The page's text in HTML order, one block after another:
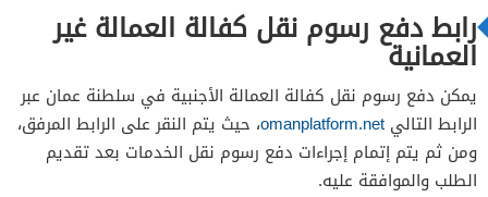
رابط دفع رسوم نقل كفالة العمالة غير
العمانية
يمكن دفع رسوم نقل كفالة العمالة الأجنبية في سلطنة عمان عبر
الرابط التالي omanplatform.net، حيث يتم النقر على الرابط المرفق،
ومن ثم يتم إتمام إجراءات دفع رسوم نقل الخدمات بعد تقديم
الطلب والموافقة عليه.